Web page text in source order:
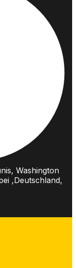
Washington
,Deutschland,